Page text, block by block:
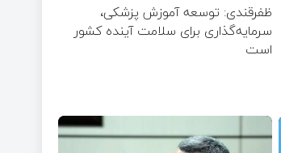
ظفرقندی: توسعه آموزش پزشکی،
سرمایه‌گذاری برای سلامت آینده کشور
است